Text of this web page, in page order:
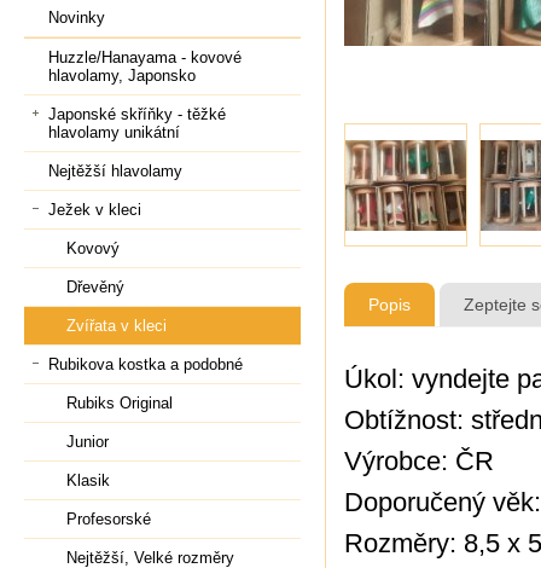
Popis Zeptejte
Úkol: vyndejte
Obtížnost:
Výrobce: ČR
Doporučený
Rozměry: 8,5 x
Novinky
Huzzle/Hanayama - kovové
hlavolamy, Japonsko
Japonské skříňky - těžké
hlavolamy unikátní
Nejtěžší hlavolamy
Ježek v kleci
Kovový
Dřevěný
Zvířata v kleci
Rubikova kostka a podobné
Rubiks Original
Junior
Klasik
Profesorské
Nejtěžší, Velké rozměry